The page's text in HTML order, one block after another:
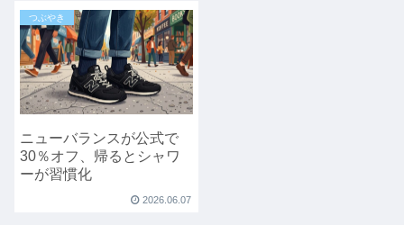
つぶやき
ニューバランスが公式で
30％オフ、帰るとシャワ
ーが習慣化
2026.06.07